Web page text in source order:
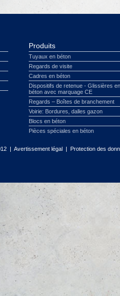
Produits
Tuyaux en béton
Regards de visite
Cadres en béton
Dispositifs de retenue - Glissières en
béton avec marquage CE
Regards – Boîtes de branchement
Voirie: Bordures, dalles gazon
Blocs en béton
Pièces spéciales en béton
| Avertissement légal | Protection des